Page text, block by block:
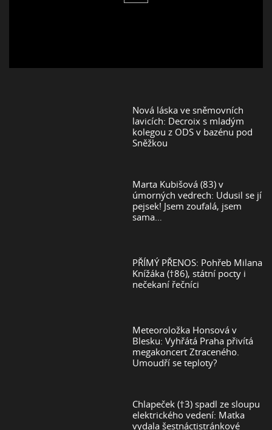
Nová láska ve sněmovních
lavicích: Decroix s mladým
kolegou z ODS v bazénu pod
Sněžkou
Marta Kubišová (83) v
úmorných vedrech: Udusil se jí
pejsek! Jsem zoufalá, jsem
sama…
PŘÍMÝ PŘENOS: Pohřeb Milana
Knížáka (†86), státní pocty i
nečekaní řečníci
Meteoroložka Honsová v
Blesku: Vyhřátá Praha přivítá
megakoncert Ztraceného.
Umoudří se teploty?
Chlapeček (†3) spadl ze sloupu
elektrického vedení: Matka
vydala šestnáctistránkové